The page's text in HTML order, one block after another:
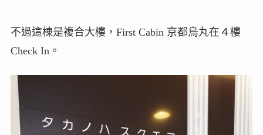
不過這棟是複合大樓，First Cabin 京都烏丸在４樓
Check In。